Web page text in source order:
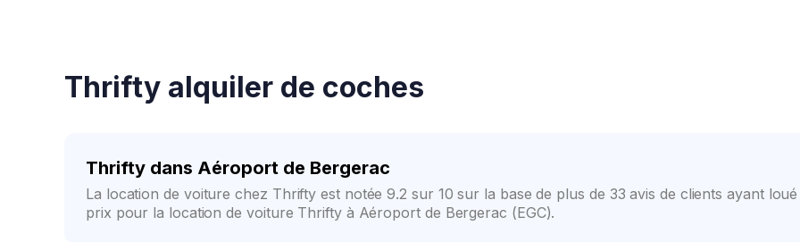
Thrifty alquiler de coches
Thrifty dans Aéroport de Bergerac
La location de voiture chez Thrifty est notée 9.2 sur 10 sur la base de plus de 33 avis de clients ayant
prix pour la location de voiture Thrifty à Aéroport de Bergerac (EGC).